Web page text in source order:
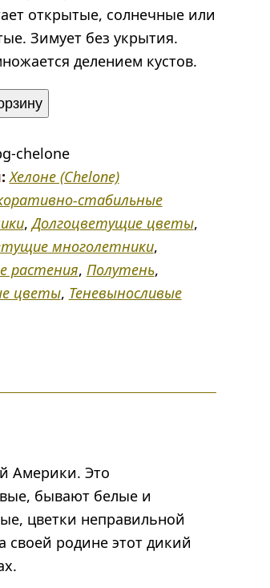
открытые, солнечные или
Зимует без укрытия.
делением кустов.
chelone
Хелоне (Chelone)
стабильные
,Долгоцветущие цветы,
многолетники,
растения, Полутень,
цветы, Теневыносливые
Америки. Это
бывают белые и
цветки неправильной
родине этот дикий